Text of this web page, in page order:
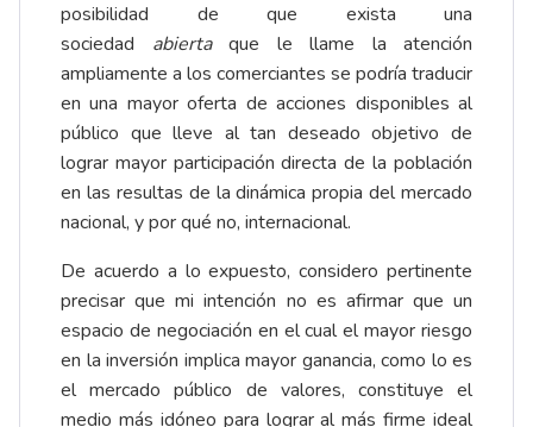
posibilidad de que exista una
sociedad abierta que le llame la atención
ampliamente a los comerciantes se podría traducir
en una mayor oferta de acciones disponibles al
público que lleve al tan deseado objetivo de
lograr mayor participación directa de la población
en las resultas de la dinámica propia del mercado
nacional, y por qué no, internacional.
De acuerdo a lo expuesto, considero pertinente
precisar que mi intención no es afirmar que un
espacio de negociación en el cual el mayor riesgo
en la inversión implica mayor ganancia, como lo es
el mercado público de valores, constituye el
medio más idóneo para lograr al más firme ideal